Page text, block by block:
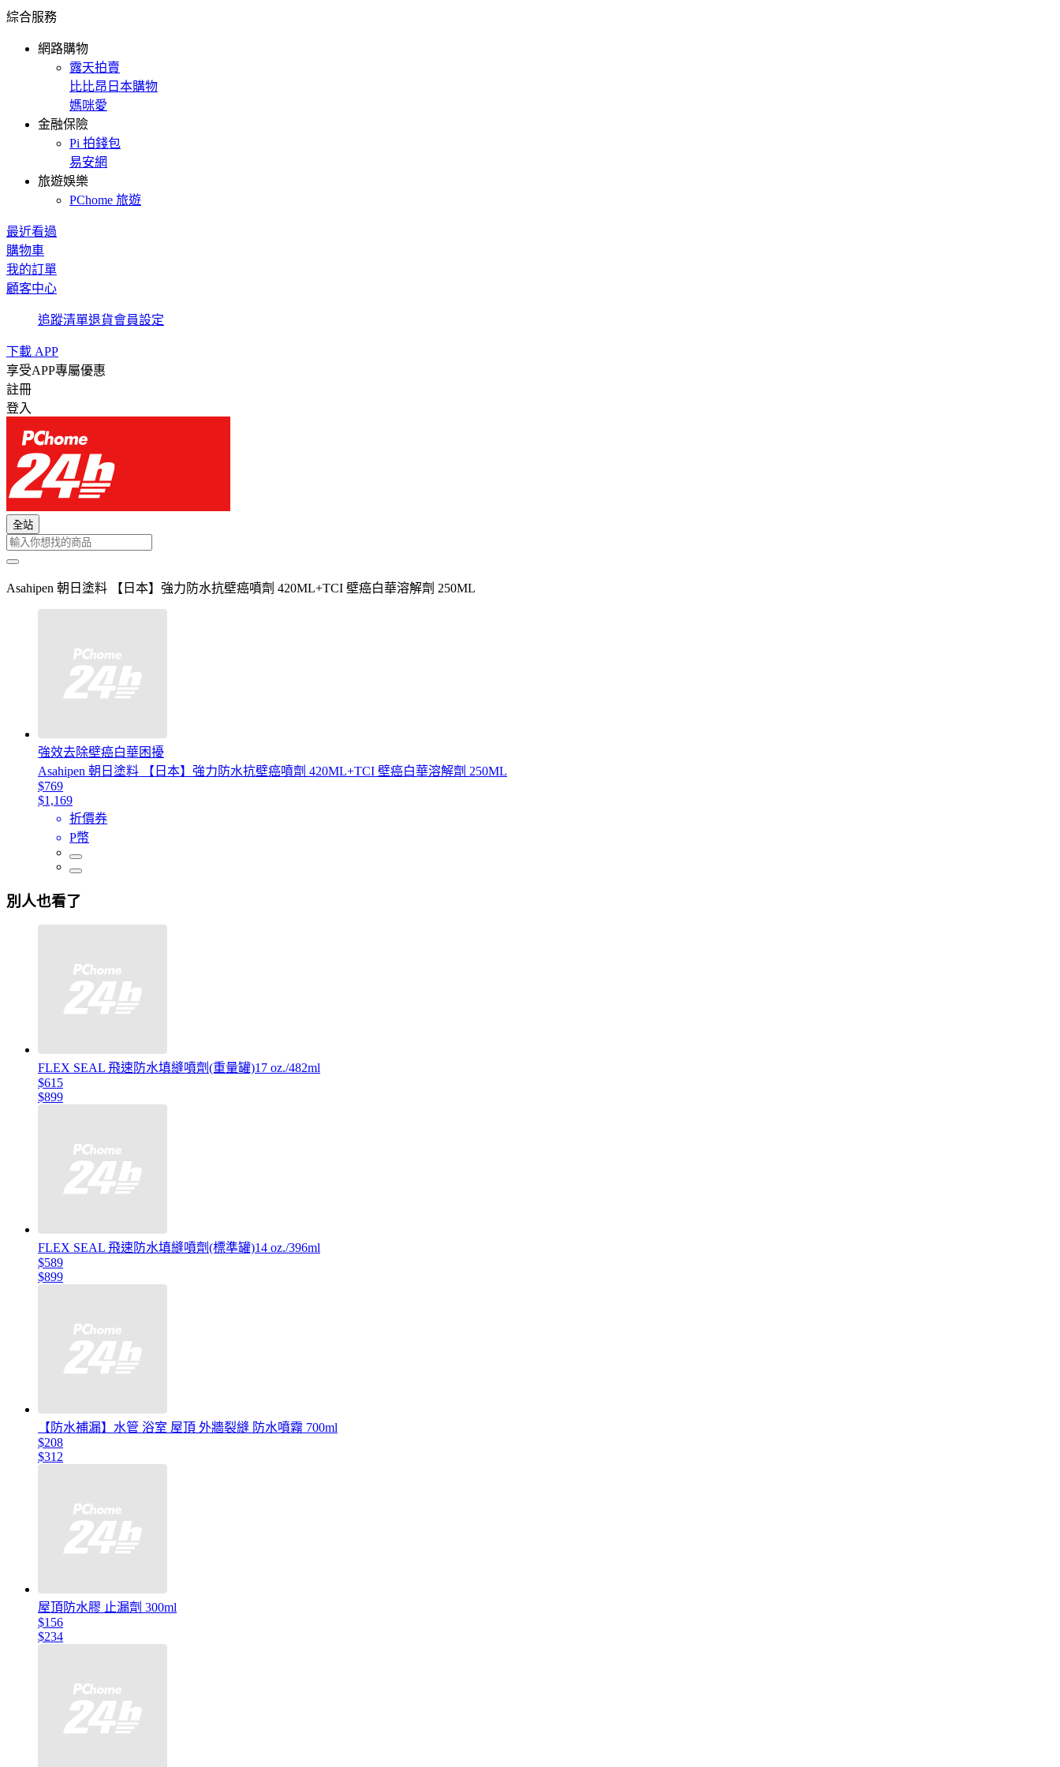
綜合服務
網路購物
露天拍賣
比比昂日本購物
媽咪愛
金融保險
Pi 拍錢包
易安網
旅遊娛樂
PChome 旅遊
最近看過
購物車
我的訂單
顧客中心
追蹤清單退貨會員設定
下載 APP
享受APP專屬優惠
註冊
登入
全站
Asahipen 朝日塗料 【日本】強力防水抗壁癌噴劑 420ML+TCI 壁癌白華溶解劑 250ML
強效去除壁癌白華困擾
Asahipen 朝日塗料 【日本】強力防水抗壁癌噴劑 420ML+TCI 壁癌白華溶解劑 250ML
$769
$1,169
折價券
P幣
別人也看了
FLEX SEAL 飛速防水填縫噴劑(重量罐)17 oz./482ml
$615
$899
FLEX SEAL 飛速防水填縫噴劑(標準罐)14 oz./396ml
$589
$899
【防水補漏】水管 浴室 屋頂 外牆裂縫 防水噴霧 700ml
$208
$312
屋頂防水膠 止漏劑 300ml
$156
$234